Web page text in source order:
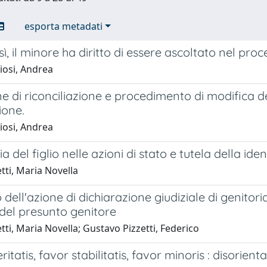
esporta metadati
il minore ha diritto di essere ascoltato nel
Andrea
di riconciliazione e procedimento di modifica
Andrea
del figlio nelle azioni di stato e tutela della
Maria Novella
dell'azione di dichiarazione giudiziale di
presunto genitore
Maria Novella; Gustavo Pizzetti, Federico
favor stabilitatis, favor minoris :